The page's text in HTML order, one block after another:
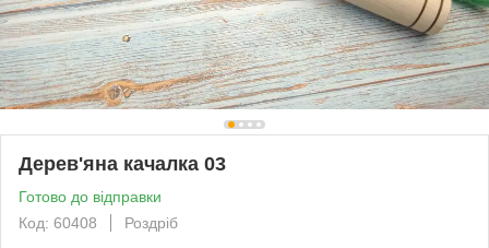
Дерев'яна качалка 03
Готово до відправки
Код: 60408
Роздріб